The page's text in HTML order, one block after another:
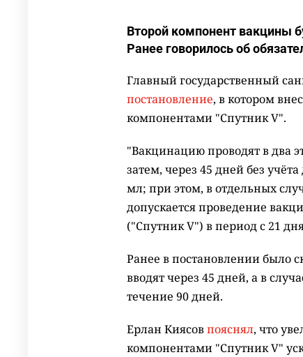
Второй компонент вакцины
Ранее говорилось об
Главный государственный
постановление, в котором
компонентами "Спутник V".
"Вакцинацию проводят в два
затем, через 45 дней без
мл; при этом, в отдельных
допускается проведение
("Спутник V") в период с 21
Ранее в постановлении было
вводят через 45 дней, а в
течение 90 дней.
Ерлан Киясовпояснял, что
компонентами "Спутник V"